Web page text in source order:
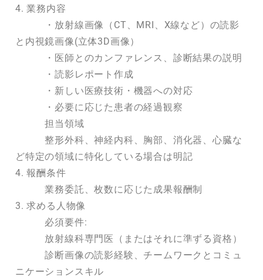
4. 業務内容
・放射線画像（CT、MRI、X線など）の読影
と内視鏡画像(立体3D画像）
・医師とのカンファレンス、診断結果の説明
・読影レポート作成
・新しい医療技術・機器への対応
・必要に応じた患者の経過観察
担当領域
整形外科、神経内科、胸部、消化器、心臓な
ど特定の領域に特化している場合は明記
4. 報酬条件
業務委託、枚数に応じた成果報酬制
3. 求める人物像
必須要件:
放射線科専門医（またはそれに準ずる資格）
診断画像の読影経験、チームワークとコミュ
ニケーションスキル